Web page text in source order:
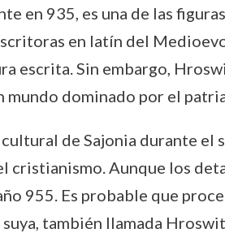
en 935, es una de las
en latín del
escrita. Sin embargo,
mundo dominado por el
de Sajonia durante el
Aunque los
955. Es probable que
también llamada